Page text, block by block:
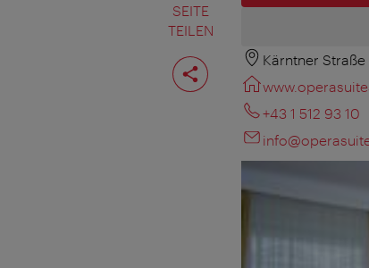
SEITE
TEILEN
Seite
teilen
Kärntner Straße
+43 1 512 93 10